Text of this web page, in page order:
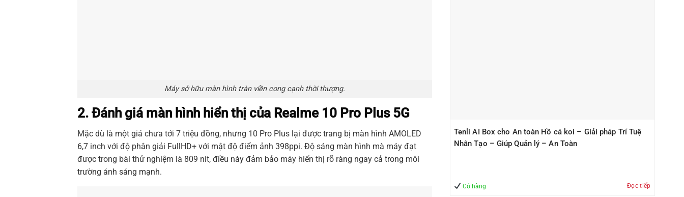
Máy sở hữu màn hình tràn viền cong cạnh thời thượng.
2. Đánh giá màn hình hiển thị của Realme 10 Pro Plus 5G
Mặc dù là một giá chưa tới 7 triệu đồng, nhưng 10 Pro Plus lại được trang bị màn hình AMOLED
6,7 inch với độ phân giải FullHD+ với mật độ điểm ảnh 398ppi. Độ sáng màn hình mà máy đạt
được trong bài thử nghiệm là 809 nit, điều này đảm bảo máy hiển thị rõ ràng ngay cả trong môi
trường ánh sáng mạnh.
Tenli AI Box cho An toàn Hồ cá koi – Giải pháp Trí Tuệ
Nhân Tạo – Giúp Quản lý – An Toàn
Có hàng Đọc tiếp